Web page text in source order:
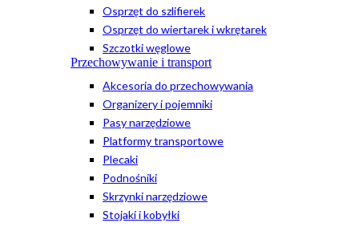
Osprzęt do szlifierek
Osprzęt do wiertarek i wkrętarek
Szczotki węglowe
Przechowywanie i transport
Akcesoria do przechowywania
Organizery i pojemniki
Pasy narzędziowe
Platformy transportowe
Plecaki
Podnośniki
Skrzynki narzędziowe
Stojaki i kobyłki